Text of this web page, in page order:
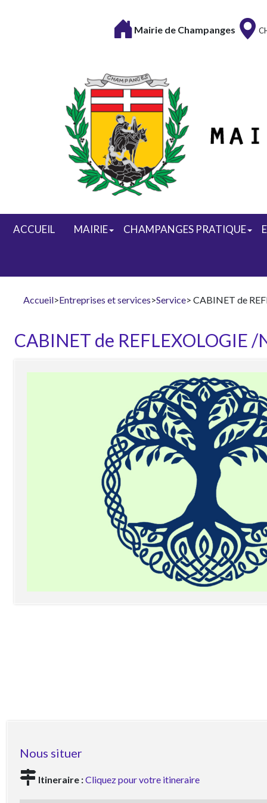
Mairie de Champanges
ACCUEIL MAIRIE CHAMPANGES PRATIQUE
Accueil>Entreprises et services>Service> CABINET de
CABINET de REFLEXOLOGIE /
Nous situer
Itineraire :Cliquez pour votre itineraire